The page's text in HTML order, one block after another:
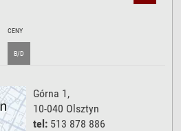
CENY
B/D
Górna 1 ,
10-040 Olsztyn
tel: 513 878 886